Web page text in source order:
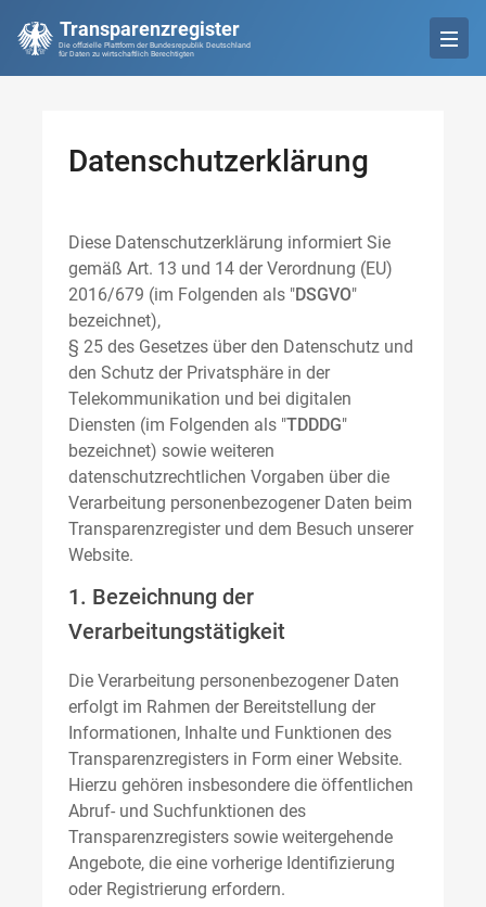
Transparenzregister
Die offizielle Plattform der Bundesrepublik Deutschland
für Daten zu wirtschaftlich Berechtigten
Datenschutzerklärung
Diese Datenschutzerklärung informiert Sie
gemäß Art. 13 und 14 der Verordnung (EU)
2016/679 (im Folgenden als "DSGVO"
bezeichnet),
§ 25 des Gesetzes über den Datenschutz und
den Schutz der Privatsphäre in der
Telekommunikation und bei digitalen
Diensten (im Folgenden als "TDDDG"
bezeichnet) sowie weiteren
datenschutzrechtlichen Vorgaben über die
Verarbeitung personenbezogener Daten beim
Transparenzregister und dem Besuch unserer
Website.
1. Bezeichnung der
Verarbeitungstätigkeit
Die Verarbeitung personenbezogener Daten
erfolgt im Rahmen der Bereitstellung der
Informationen, Inhalte und Funktionen des
Transparenzregisters in Form einer Website.
Hierzu gehören insbesondere die öffentlichen
Abruf- und Suchfunktionen des
Transparenzregisters sowie weitergehende
Angebote, die eine vorherige Identifizierung
oder Registrierung erfordern.